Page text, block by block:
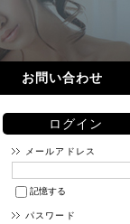
お問い合わせ
ログイン
メールアドレス
記憶する
パスワード